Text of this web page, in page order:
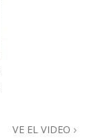
VE EL VIDEO